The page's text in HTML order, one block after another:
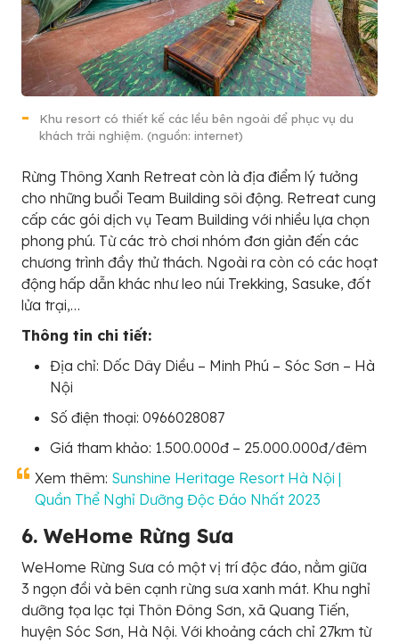
Khu resort có thiết kế các lều bên ngoài để phục vụ du
khách trải nghiệm. (nguồn: internet)
Rừng Thông Xanh Retreat còn là địa điểm lý tưởng
cho những buổi Team Building sôi động. Retreat cung
cấp các gói dịch vụ Team Building với nhiều lựa chọn
phong phú. Từ các trò chơi nhóm đơn giản đến các
chương trình đầy thử thách. Ngoài ra còn có các hoạt
động hấp dẫn khác như leo núi Trekking, Sasuke, đốt
lửa trại,…
Thông tin chi tiết:
Địa chỉ: Dốc Dây Diều – Minh Phú – Sóc Sơn – Hà
Nội
Số điện thoại: 0966028087
Giá tham khảo: 1.500.000đ – 25.000.000đ/đêm
Xem thêm: Sunshine Heritage Resort Hà Nội |
Quần Thể Nghỉ Dưỡng Độc Đáo Nhất 2023
6. WeHome Rừng Sưa
WeHome Rừng Sưa có một vị trí độc đáo, nằm giữa
3 ngọn đồi và bên cạnh rừng sưa xanh mát. Khu nghỉ
dưỡng tọa lạc tại Thôn Đông Sơn, xã Quang Tiến,
huyện Sóc Sơn, Hà Nội. Với khoảng cách chỉ 27km từ